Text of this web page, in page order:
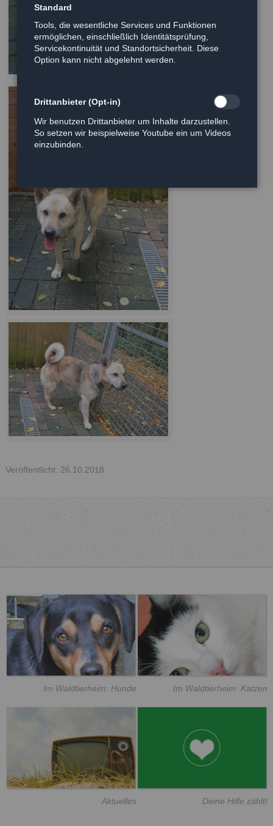
Veröffentlicht: 26.10.2018
Im Waldtierheim: Hunde Im Waldtierheim: Katzen
Aktuelles Deine Hilfe zählt!
Standard
Tools, die wesentliche Services und Funktionen
ermöglichen, einschließlich Identitätsprüfung,
Servicekontinuität und Standortsicherheit. Diese
Option kann nicht abgelehnt werden.
Drittanbieter (Opt-in)
Wir benutzen Drittanbieter um Inhalte darzustellen.
So setzen wir beispielweise Youtube ein um Videos
einzubinden.